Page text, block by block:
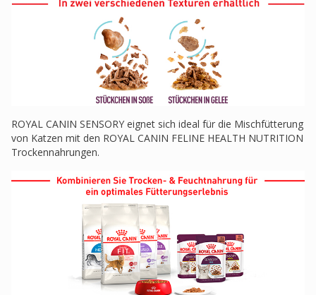
ROYAL CANIN SENSORY eignet sich ideal für die Mischfütterung
von Katzen mit den ROYAL CANIN FELINE HEALTH NUTRITION
Trockennahrungen.